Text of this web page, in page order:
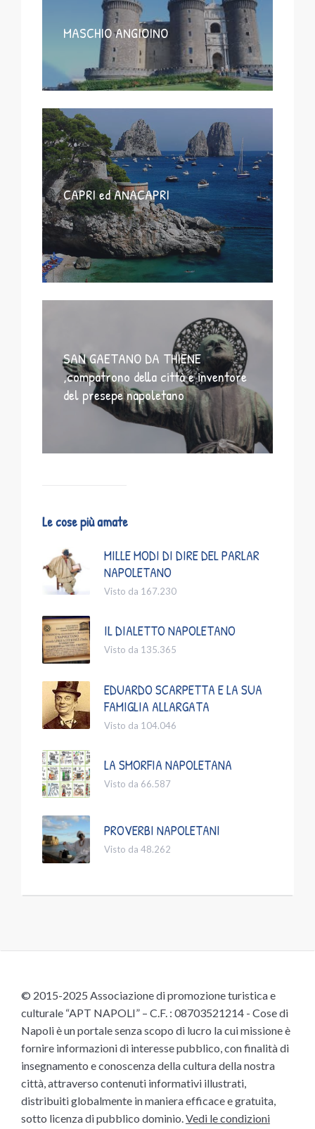
MASCHIO ANGIOINO
CAPRI ed ANACAPRI
SAN GAETANO DA THIENE
,compatrono della città e inventore
del presepe napoletano
Le cose più amate
MILLE MODI DI DIRE DEL PARLAR
NAPOLETANO
Visto da 167.230
IL DIALETTO NAPOLETANO
Visto da 135.365
EDUARDO SCARPETTA E LA SUA
FAMIGLIA ALLARGATA
Visto da 104.046
LA SMORFIA NAPOLETANA
Visto da 66.587
PROVERBI NAPOLETANI
Visto da 48.262
© 2015-2025 Associazione di promozione turistica e
culturale “APT NAPOLI” – C.F. : 08703521214 - Cose di
Napoli è un portale senza scopo di lucro la cui missione è
fornire informazioni di interesse pubblico, con finalità di
insegnamento e conoscenza della cultura della nostra
città, attraverso contenuti informativi illustrati,
distribuiti globalmente in maniera efficace e gratuita,
sotto licenza di pubblico dominio.Vedi le condizioni